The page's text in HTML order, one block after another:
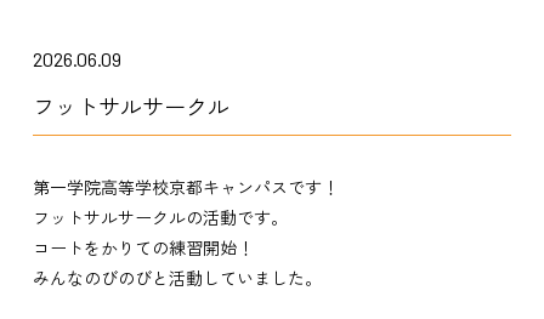
2026.06.09
フットサルサークル
第一学院高等学校京都キャンパスです！
フットサルサークルの活動です。
コートをかりての練習開始！
みんなのびのびと活動していました。